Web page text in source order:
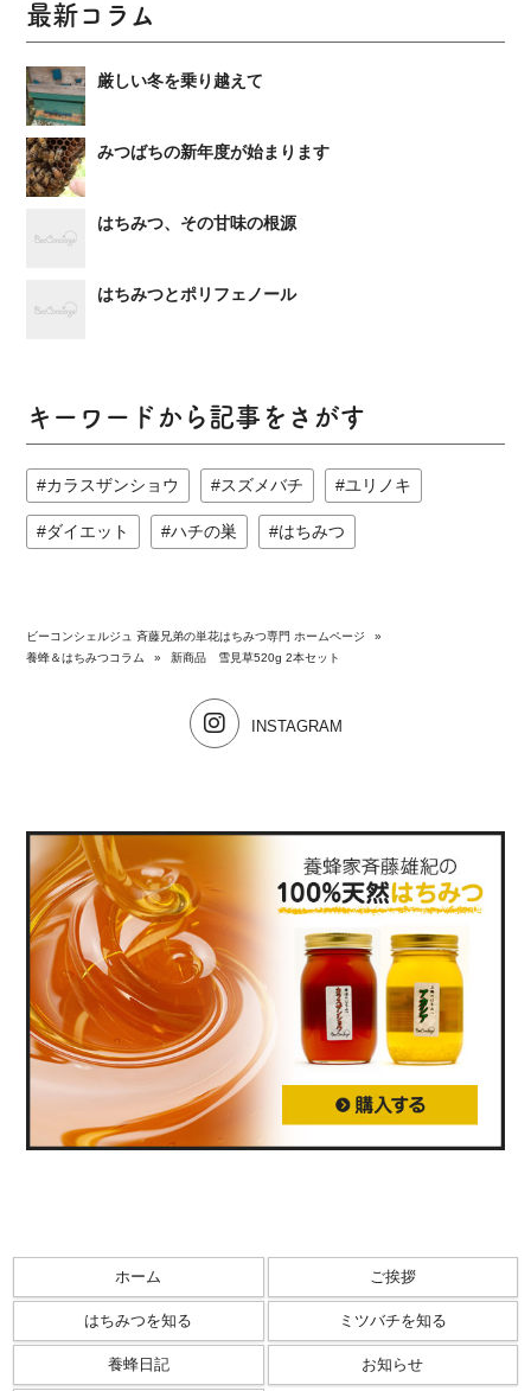
最新コラム
厳しい冬を乗り越えて
みつばちの新年度が始まります
はちみつ、その甘味の根源
はちみつとポリフェノール
キーワードから記事をさがす
カラスザンショウ スズメバチ ユリノキ
ダイエット ハチの巣 はちみつ
ビーコンシェルジュ 斉藤兄弟の単花はちみつ専門 ホームページ
»
養蜂＆はちみつコラム
» 新商品 雪見草520g 2本セット
INSTAGRAM
ホーム ご挨拶
はちみつを知る ミツバチを知る
養蜂日記 お知らせ